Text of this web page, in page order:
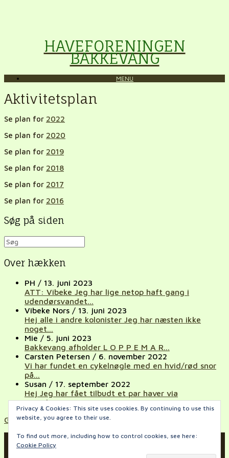
HAVEFORENINGEN
BAKKEVANG
MENU
Aktivitetsplan
Se plan for 2022
Se plan for 2020
Se plan for 2019
Se plan for 2018
Se plan for 2017
Se plan for 2016
Søg på siden
Over hækken
PH / 13. juni 2023
ATT: Vibeke Jeg har lige netop haft gang i
udendørsvandet...
Vibeke Nors / 13. juni 2023
Hej alle i andre kolonister Jeg har næsten ikke
noget...
Mie / 5. juni 2023
Bakkevang afholder L O P P E M A R...
Carsten Petersen / 6. november 2022
Vi har fundet en cykelnøgle med en hvid/rød snor
på...
Susan / 17. september 2022
Hej Jeg har fået tilbudt et par haver via
ventelisten...
Gå til Over hækken
© 2026 HAVEFORENINGEN BAKKEVANG
Privacy & Cookies: This site uses cookies. By continuing to use this
website, you agree to their use.
To find out more, including how to control cookies, see here:
Cookie Policy